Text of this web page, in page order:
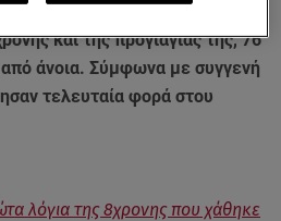
στις αρχές για τηνεξαφάνιση
και της προγιαγιάς της, 76
άνοια. Σύμφωνα με συγγενή
τελευταία φορά στου
λόγια της 8χρονης που χάθηκε